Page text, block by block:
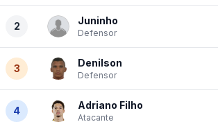
2 Juninho
Defensor
3 Denilson
Defensor
4 Adriano Filho
Atacante